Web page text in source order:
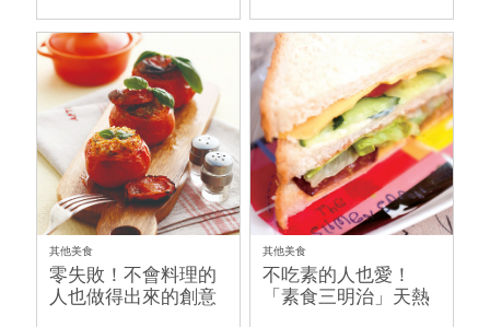
其他美食
零失敗！不會料理的
人也做得出來的創意
其他美食
不吃素的人也愛！
「素食三明治」天熱